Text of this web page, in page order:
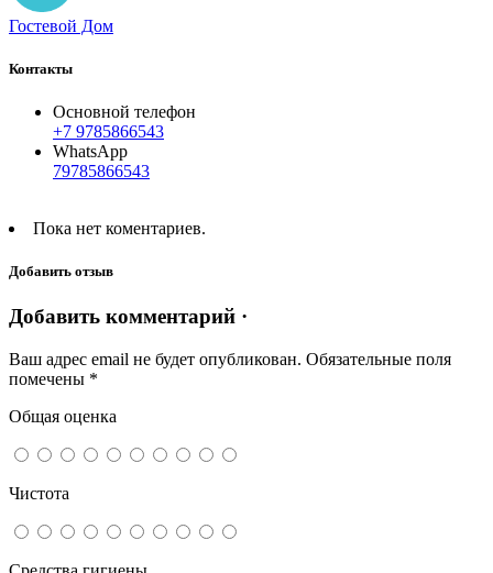
Гостевой Дом
Контакты
Основной телефон
+7 9785866543
WhatsApp
79785866543
Пока нет коментариев.
Добавить отзыв
Добавить комментарий ·
Ваш адрес email не будет опубликован. Обязательные поля
помечены *
Общая оценка
Чистота